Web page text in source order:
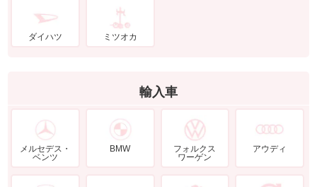
ダイハツ ミツオカ
輸入車
メルセデス・
ベンツ
BMW
フォルクス
ワーゲン
アウディ